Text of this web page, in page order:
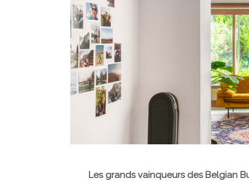
Les grands vainqueurs des Belgian